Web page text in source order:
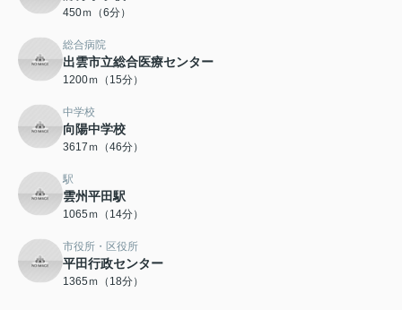
450ｍ（6分）
総合病院
出雲市立総合医療センター
1200ｍ（15分）
中学校
向陽中学校
3617ｍ（46分）
駅
雲州平田駅
1065ｍ（14分）
市役所・区役所
平田行政センター
1365ｍ（18分）